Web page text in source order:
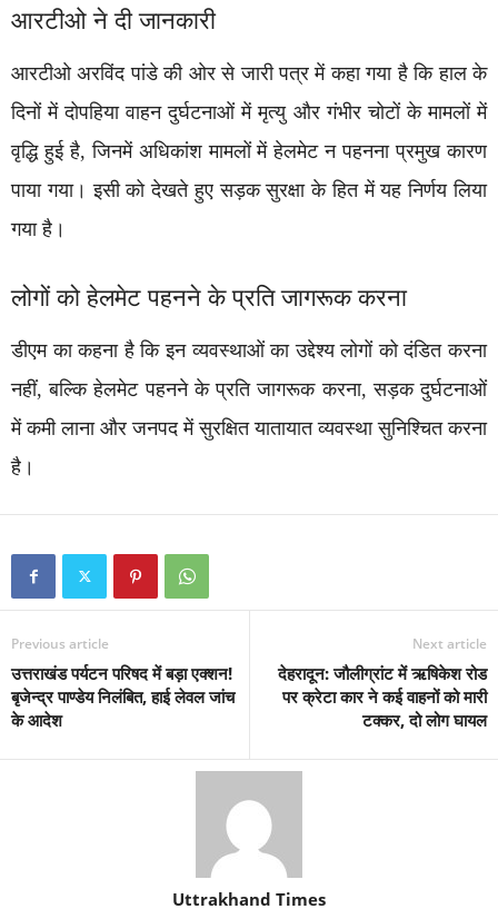
आरटीओ ने दी जानकारी
आरटीओ अरविंद पांडे की ओर से जारी पत्र में कहा गया है कि हाल के
दिनों में दोपहिया वाहन दुर्घटनाओं में मृत्यु और गंभीर चोटों के मामलों में
वृद्धि हुई है, जिनमें अधिकांश मामलों में हेलमेट न पहनना प्रमुख कारण
पाया गया। इसी को देखते हुए सड़क सुरक्षा के हित में यह निर्णय लिया
गया है।
लोगों को हेलमेट पहनने के प्रति जागरूक करना
डीएम का कहना है कि इन व्यवस्थाओं का उद्देश्य लोगों को दंडित करना
नहीं, बल्कि हेलमेट पहनने के प्रति जागरूक करना, सड़क दुर्घटनाओं
में कमी लाना और जनपद में सुरक्षित यातायात व्यवस्था सुनिश्चित करना
है।
Previous article
उत्तराखंड पर्यटन परिषद में बड़ा एक्शन!
बृजेन्द्र पाण्डेय निलंबित, हाई लेवल जांच
के आदेश
Next article
देहरादून: जौलीग्रांट में ऋषिकेश रोड
पर क्रेटा कार ने कई वाहनों को मारी
टक्कर, दो लोग घायल
Uttrakhand Times